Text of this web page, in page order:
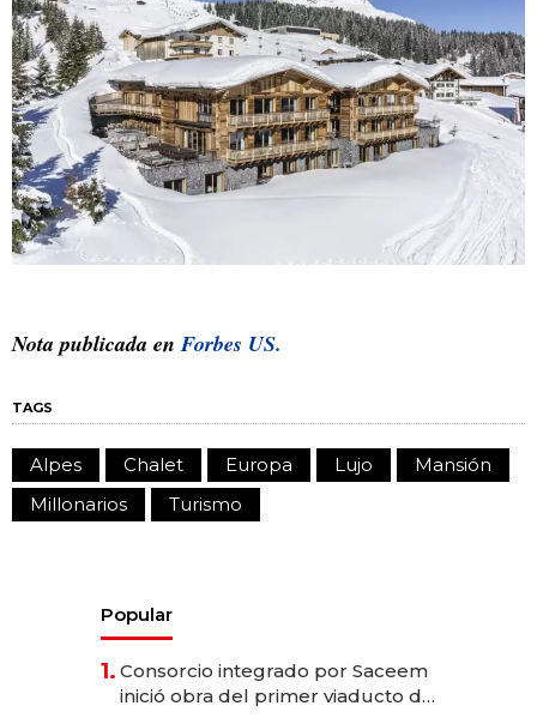
Nota publicada enForbes US.
TAGS
Alpes Chalet Europa Lujo
Mansión
Millonarios
Turismo
Popular
1. Consorcio integrado por Saceem
inició obra del primer viaducto de